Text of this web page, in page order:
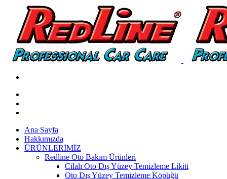
Ana Sayfa
Hakkımızda
ÜRÜNLERİMİZ
Redline Oto Bakım Ürünleri
Cilalı Oto Dış Yüzey Temizleme Likiti
Oto Dış Yüzey Temizleme Köpüğü